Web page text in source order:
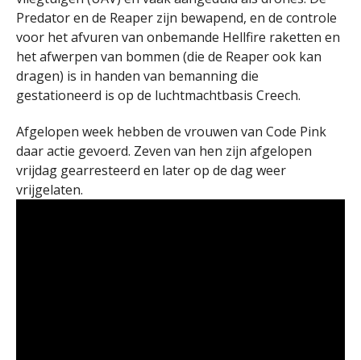
Predator en de Reaper zijn bewapend, en de controle
voor het afvuren van onbemande Hellfire raketten en
het afwerpen van bommen (die de Reaper ook kan
dragen) is in handen van bemanning die
gestationeerd is op de luchtmachtbasis Creech.
Afgelopen week hebben de vrouwen van Code Pink
daar actie gevoerd. Zeven van hen zijn afgelopen
vrijdag gearresteerd en later op de dag weer
vrijgelaten.